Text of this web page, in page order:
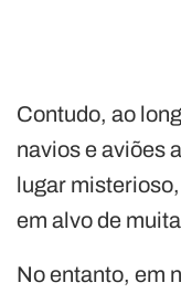
Contudo, ao
navios e aviões
lugar
em alvo de
No entanto, em